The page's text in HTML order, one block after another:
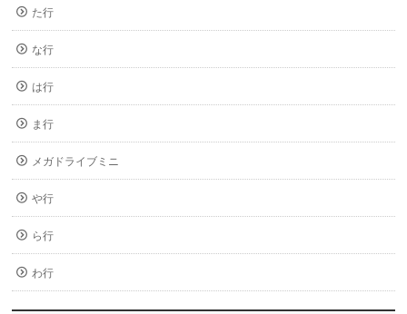
た行
な行
は行
ま行
メガドライブミニ
や行
ら行
わ行